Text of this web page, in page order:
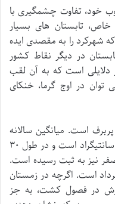
خود، تفاوت چشمگیری با
خاص، تابستان های بسیار
شهرکرد را به مقصدی ایده
در دیگر نقاط کشور
دلایلی است که به آن لقب
توان در اوج گرما، خنکای
است. میانگین سالانه
دمای هوا در این شهر حدود ۱۱.۵ درجه سانتیگراد است و در طول ۳۰
تا ۳۷ درجه زیر صفر نیز به ثبت رسیده است.
است. اگرچه در زمستان
در فصول کشت، به جز